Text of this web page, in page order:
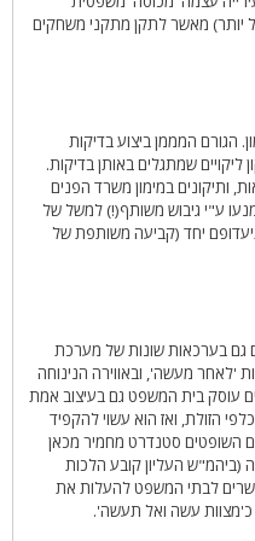
יותר) מאשר לתקן מתקני משחקים
הגורם המממן ביצוע בדיקות
שמתגלים באותן בדיקות.
ותיקונים במימון משרד הפנים
ע"י גיבוש משותף(!) למשל של
יחד (קביעה משותפת של
גם בערכאות שונות של מערכת
'לאחר מעשה', ובאווירה הנינוחה
עוסק בית המשפט גם בעיצוב אמת
הזולת, ואז הוא עשוי להקפיד
השופטים סטנדרט מחמיר מכאן
(ביהמ"ש העליון קובע הלכות
לבתי המשפט להעלות את
כ'מצוות עשה ואל תעשה'.